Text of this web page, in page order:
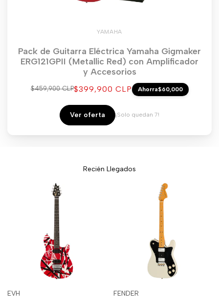
YAMAHA
Pack de Guitarra Eléctrica Yamaha Gigmaker
ERG121GPII (Metallic Red) con Amplificador
y Accesorios
Precio
$459,900 CLPPrecio
venta
$399,900 CLP Ahorra$60,000
Ver oferta ¡Solo quedan 7!
Recién Llegados
sesión
Proveedor:
EVH
sesión
sesión
Vista
Proveedor:
FENDER